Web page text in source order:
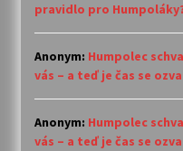
pravidlo pro
Anonym: Humpolec
vás – a teď je čas se
Anonym: Humpolec
vás – a teď je čas se